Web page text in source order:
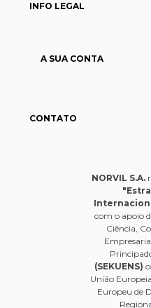
INFO LEGAL
A SUA CONTA
CONTATO
NORVIL S.A.
com o apoio
Ciência,
(SEKUENS)
União
Europeu de